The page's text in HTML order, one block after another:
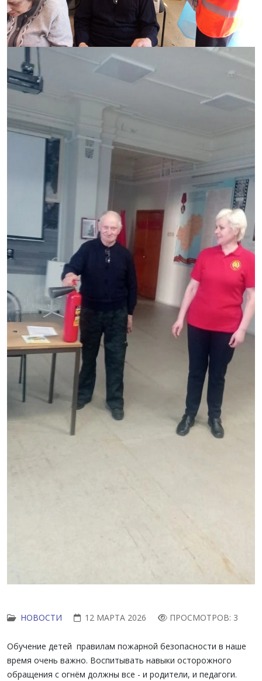
НОВОСТИ 12 МАРТА 2026 ПРОСМОТРОВ: 3
Обучение детей правилам пожарной безопасности в наше
время очень важно. Воспитывать навыки осторожного
обращения с огнём должны все - и родители, и педагоги.